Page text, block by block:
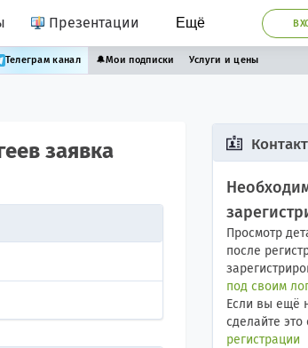
Презентации Ещё
Телеграм канал 🔔Мои подписки Услуги и цены
заявка
Просмотр
после
под своим
Если вы ещё
сделайте это
регистрации